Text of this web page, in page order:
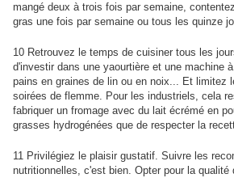
mangé deux à trois fois par semaine,
gras une fois par semaine ou tous les quinze
10 Retrouvez le temps de cuisiner tous les
d'investir dans une yaourtière et une machine
pains en graines de lin ou en noix... Et limitez
soirées de flemme. Pour les industriels, cela
fabriquer un fromage avec du lait écrémé en
grasses hydrogénées que de respecter la
11 Privilégiez le plaisir gustatif. Suivre les
nutritionnelles, c'est bien. Opter pour la